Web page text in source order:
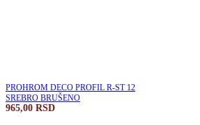
PROHROM DECO PROFIL R-ST 12
SREBRO BRUŠENO
965,00 RSD